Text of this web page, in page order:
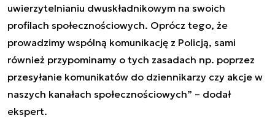
uwierzytelnianiu dwuskładnikowym na swoich
profilach społecznościowych. Oprócz tego, że
prowadzimy wspólną komunikację z Policją, sami
również przypominamy o tych zasadach np. poprzez
przesyłanie komunikatów do dziennikarzy czy akcje w
naszych kanałach społecznościowych” – dodał
ekspert.